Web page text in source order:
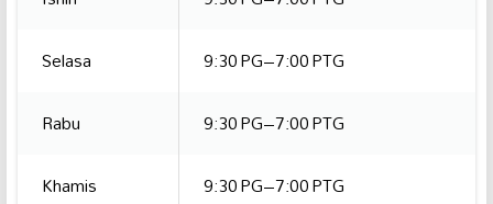
Selasa
9:30 PG–7:00 PTG
Rabu
9:30 PG–7:00 PTG
Khamis
9:30 PG–7:00 PTG